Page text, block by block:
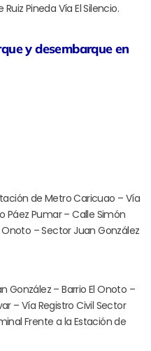
Pineda Vía El Silencio.
y desembarque en
de Metro Caricuao – Vía
Páez Pumar – Calle Simón
Onoto – Sector Juan González
González – Barrio El Onoto –
– Vía Registro Civil Sector
Frente a la Estación de